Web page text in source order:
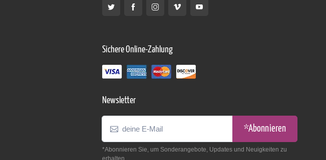
Sichere Online-Zahlung
Newsletter
*Abonnieren
*Abonnieren Sie, um Sonderangebote, Updates und Neuigkeiten zu
erhalten.